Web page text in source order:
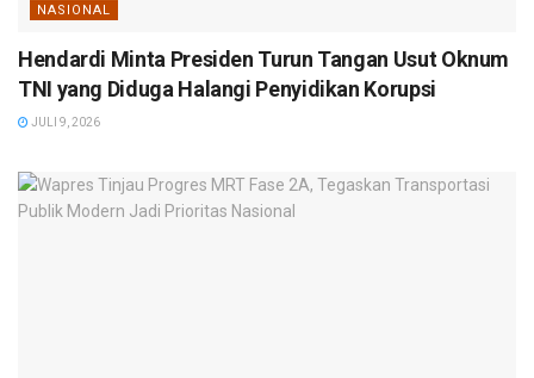
NASIONAL
Hendardi Minta Presiden Turun Tangan Usut Oknum
TNI yang Diduga Halangi Penyidikan Korupsi
JULI 9, 2026